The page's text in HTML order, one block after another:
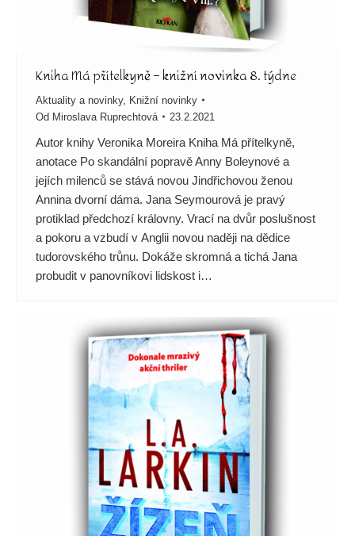
Kniha Má přítelkyně – knižní novinka 8. týdne
Aktuality a novinky, Knižní novinky
Od Miroslava Ruprechtová 23.2.2021
Autor knihy Veronika Moreira Kniha Má přítelkyně,
anotace Po skandální popravě Anny Boleynové a
jejích milenců se stává novou Jindřichovou ženou
Annina dvorní dáma. Jana Seymourová je pravý
protiklad předchozí královny. Vrací na dvůr poslušnost
a pokoru a vzbudí v Anglii novou naději na dědice
tudorovského trůnu. Dokáže skromná a tichá Jana
probudit v panovníkovi lidskost i…